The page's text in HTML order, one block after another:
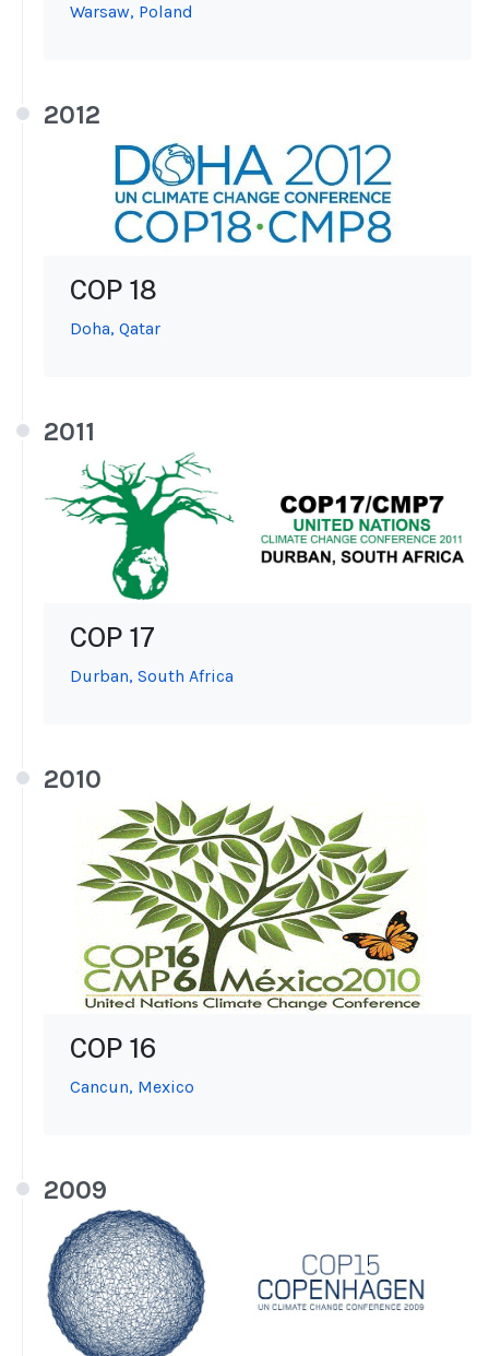
Warsaw, Poland
2012
COP 18
Doha, Qatar
2011
COP 17
Durban, South Africa
2010
COP 16
Cancun, Mexico
2009